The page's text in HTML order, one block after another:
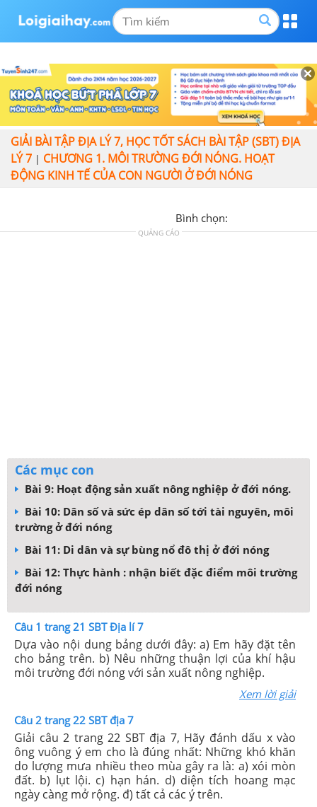
GIẢI BÀI TẬP ĐỊA LÝ 7, HỌC TỐT SÁCH BÀI TẬP (SBT) ĐỊA
LÝ 7 | CHƯƠNG 1. MÔI TRƯỜNG ĐỚI NÓNG. HOẠT
ĐỘNG KINH TẾ CỦA CON NGƯỜI Ở ĐỚI NÓNG
Bình chọn:
QUẢNG CÁO
Các mục con
Bài 9: Hoạt động sản xuất nông nghiệp ở đới nóng.
Bài 10: Dân số và sức ép dân số tới tài nguyên, môi
trường ở đới nóng
Bài 11: Di dân và sự bùng nổ đô thị ở đới nóng
Bài 12: Thực hành : nhận biết đặc điểm môi trường
đới nóng
Câu 1 trang 21 SBT Địa lí 7
Dựa vào nội dung bảng dưới đây: a) Em hãy đặt tên
cho bảng trên. b) Nêu những thuận lợi của khí hậu
môi trường đới nóng với sản xuất nông nghiệp.
Xem lời giải
Câu 2 trang 22 SBT địa 7
Giải câu 2 trang 22 SBT địa 7, Hãy đánh dấu x vào
ông vuông ý em cho là đúng nhất: Những khó khăn
do lượng mưa nhiều theo mùa gây ra là: a) xói mòn
đất. b) lụt lội. c) hạn hán. d) diện tích hoang mạc
ngày càng mở rộng. đ) tất cả các ý trên.